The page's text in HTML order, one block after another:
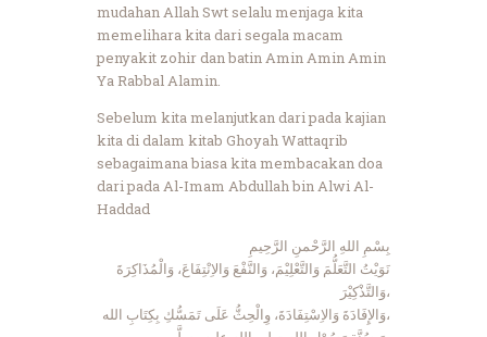
mudahan Allah Swt selalu menjaga kita
memelihara kita dari segala macam
penyakit zohir dan batin Amin Amin Amin
Ya Rabbal Alamin.
Sebelum kita melanjutkan dari pada kajian
kita di dalam kitab Ghoyah Wattaqrib
sebagaimana biasa kita membacakan doa
dari pada Al-Imam Abdullah bin Alwi Al-
Haddad
بِسْمِ اللهِ الرَّحْمنِ الرَّحِيمِ
نَوَيْتُ التَّعَلُّمَ وَالتَّعْلِيْمَ، وَالنَّفْعَ وَالاِنْتِفَاعَ، وَالْمُذَاكِرَةَ
وَالتَّذْكِيْرَ،
وَالإِفَادَةَ وَالاِسْتِفَادَةَ، وِالْحِثُّ عَلَى تَمَسُّكِ بِكِتَابِ الله،